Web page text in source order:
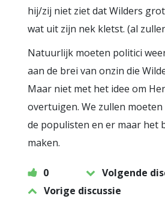
hij/zij niet ziet dat Wilders
wat uit zijn nek kletst. (al
Natuurlijk moeten politici
aan de brei van onzin die
Maar niet met het idee om
overtuigen. We zullen
de populisten en er maar het
maken.
0
Volgende
Vorige discussie